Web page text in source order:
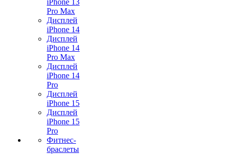
iPhone 13
Pro Max
Дисплей
iPhone 14
Дисплей
iPhone 14
Pro Max
Дисплей
iPhone 14
Pro
Дисплей
iPhone 15
Дисплей
iPhone 15
Pro
Фитнес-
браслеты